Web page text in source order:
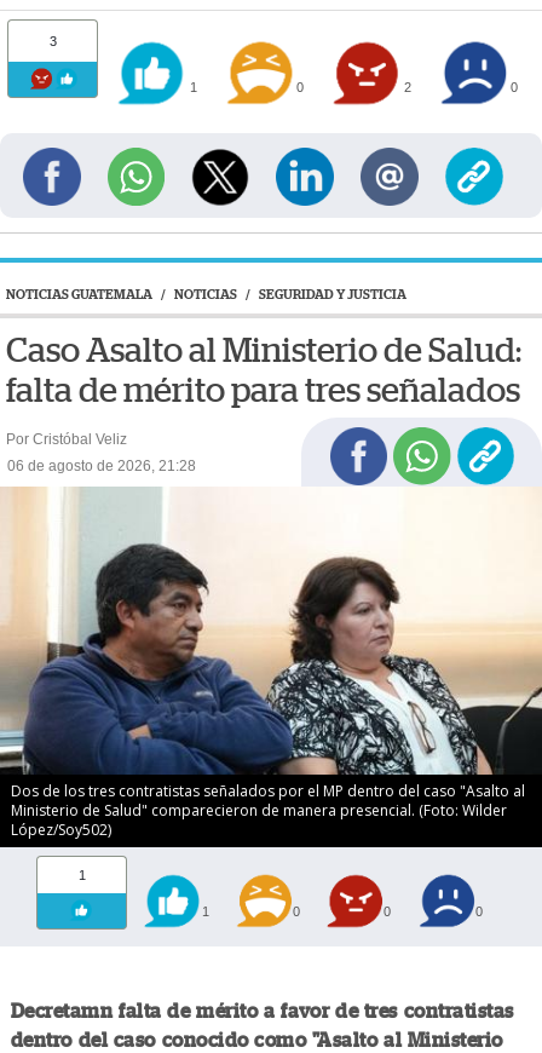
3
1 0 2 0
NOTICIAS GUATEMALA / NOTICIAS / SEGURIDAD Y JUSTICIA
Caso Asalto al Ministerio de Salud:
falta de mérito para tres señalados
Por Cristóbal Veliz
06 de agosto de 2026, 21:28
Dos de los tres contratistas señalados por el MP dentro del caso "Asalto al
Ministerio de Salud" comparecieron de manera presencial. (Foto: Wilder
López/Soy502)
1
1 0 0 0
Decretamn falta de mérito a favor de tres contratistas
dentro del caso conocido como "Asalto al Ministerio